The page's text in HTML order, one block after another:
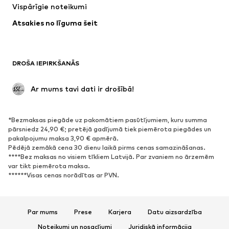
Vispārīgie noteikumi
Atsakies no līguma šeit
DROŠA IEPIRKŠANĀS
Ar mums tavi dati ir drošībā!
*Bezmaksas piegāde uz pakomātiem pasūtījumiem, kuru summa
pārsniedz 24,90 €; pretējā gadījumā tiek piemērota piegādes un
pakalpojumu maksa 3,90 € apmērā.
Pēdējā zemākā cena 30 dienu laikā pirms cenas samazināšanas.
****Bez maksas no visiem tīkliem Latvijā. Par zvaniem no ārzemēm
var tikt piemērota maksa.
******Visas cenas norādītas ar PVN.
Par mums Prese Karjera
Datu aizsardzība
Noteikumi un nosacījumi
Juridiskā informācija